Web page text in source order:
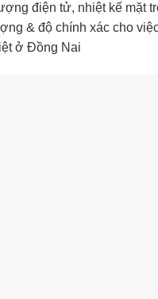
điện tử, nhiệt kế mặt
& độ chính xác cho
ở Đồng Nai